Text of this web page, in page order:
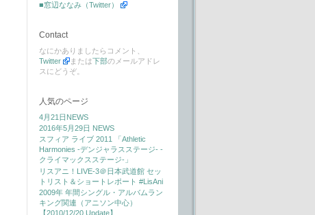
■窓辺ななみ（Twitter）
Contact
なにかありましたらコメント、
Twitter
または下部のメールアドレ
スにどうぞ。
人気のページ
4月21日NEWS
2016年5月29日 NEWS
スフィア ライブ 2011 「Athletic
Harmonies -デンジャラスステージ- -
クライマックスステージ-」
リスアニ！LIVE-3＠日本武道館 セッ
トリスト＆ショートレポート #LisAni
2009年 年間シングル・アルバムラン
キング関連（アニソン中心）
【2010/12/20 Update】